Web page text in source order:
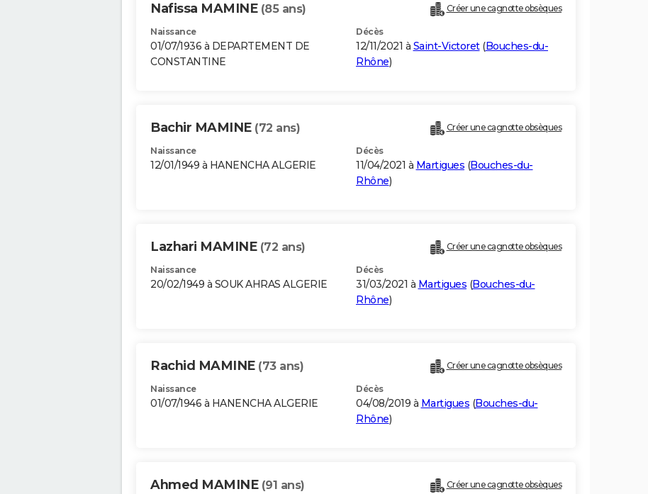
Nafissa MAMINE (85 ans) Créer une cagnotte obsèques
Naissance
01/07/1936 à DEPARTEMENT DE
CONSTANTINE
Décès
12/11/2021 à Saint-Victoret(Bouches-du-
Rhône)
Bachir MAMINE (72 ans) Créer une cagnotte obsèques
Naissance
12/01/1949 à HANENCHA ALGERIE
Décès
11/04/2021 à Martigues (Bouches-du-
Rhône)
Lazhari MAMINE (72 ans) Créer une cagnotte obsèques
Naissance
20/02/1949 à SOUK AHRAS ALGERIE
Décès
31/03/2021 à Martigues (Bouches-du-
Rhône)
Rachid MAMINE (73 ans) Créer une cagnotte obsèques
Naissance
01/07/1946 à HANENCHA ALGERIE
Décès
04/08/2019 à Martigues (Bouches-du-
Rhône)
Ahmed MAMINE (91 ans) Créer une cagnotte obsèques